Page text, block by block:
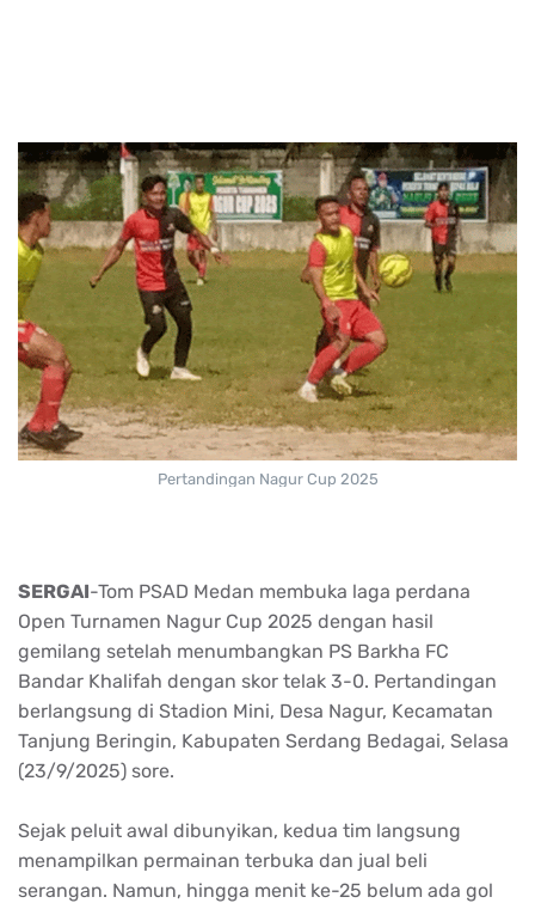
Pertandingan Nagur Cup 2025
SERGAI-Tom PSAD Medan membuka laga perdana
Open Turnamen Nagur Cup 2025 dengan hasil
gemilang setelah menumbangkan PS Barkha FC
Bandar Khalifah dengan skor telak 3-0. Pertandingan
berlangsung di Stadion Mini, Desa Nagur, Kecamatan
Tanjung Beringin, Kabupaten Serdang Bedagai, Selasa
(23/9/2025) sore.
Sejak peluit awal dibunyikan, kedua tim langsung
menampilkan permainan terbuka dan jual beli
serangan. Namun, hingga menit ke-25 belum ada gol